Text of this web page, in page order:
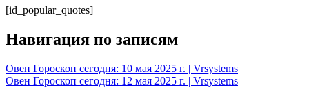
[id_popular_quotes]
Навигация по записям
Овен Гороскоп сегодня: 10 мая 2025 г. | Vrsystems
Овен Гороскоп сегодня: 12 мая 2025 г. | Vrsystems